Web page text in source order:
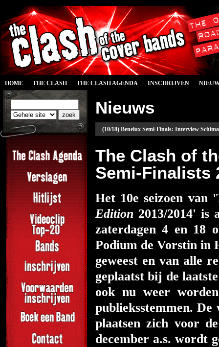
HOME THE CLASH THE CLASH AGENDA INSCHRIJVEN
Nieuws
(10/18) Benelux Semi-Finals: Interview
The Clash of
Semi-Finalists
Het 10e seizoen van
Edition 2013/2014' is
zaterdagen 4 en 18
Podium de Vorstin in
geweest en van alle
geplaatst bij de
ook nu weer
publieksstemmen.
plaatsen zich voor
december a.s. wordt